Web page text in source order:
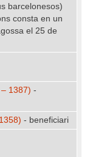
barcelonesos)
consta en un
el 25 de
1387) -
- beneficiari